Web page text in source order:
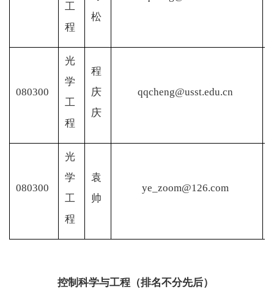
工
程
松
080300
光
学
工
程
程
庆
庆
qqcheng@usst.edu.cn
080300
光
学
工
程
袁
帅
ye_zoom@126.com
控制科学与工程（排名不分先后）